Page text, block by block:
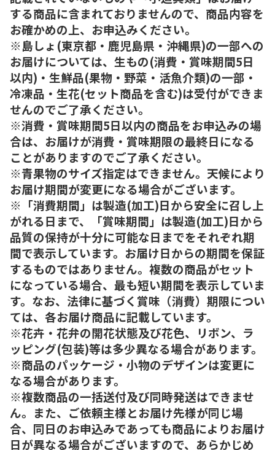
する商品に含まれておりませんので、商品内容を
お確かめの上、お申込みください。
※島しょ(東京都・鹿児島県・沖縄県)の一部への
お届けについては、生もの(消費・賞味期間5日
以内)・生鮮品(果物・野菜・活魚介類)の一部・
冷凍品・生花(セット商品を含む)は受付ができま
せんのでご了承ください。
※消費・賞味期間5日以内の商品をお申込みの場
合は、お届けが消費・賞味期限の最終日になる
ことがありますのでご了承ください。
※青果物のサイズ指定はできません。天候により
お届け期間が変更になる場合がございます。
※「消費期間」は製造(加工)日から安全に召し上
がれる日まで、「賞味期間」は製造(加工)日から
品質の保持が十分に可能な日までをそれぞれ期
間で表示しています。お届け日からの期間を保証
するものではありません。複数の商品がセット
になっている場合、最も短い期間を表示していま
す。なお、法律に基づく賞味（消費）期限につい
ては、各お届け商品に記載しています。
※花卉・花弁の開花状態及び花色、リボン、ラ
ッピング(包装)等は多少異なる場合があります。
※商品のパッケージ・小物のデザインは変更に
なる場合があります。
※複数商品の一括送付及び同時発送はできませ
ん。また、ご依頼主様とお届け先様が同じ場
合、同日のお申込みであっても商品によりお届け
日が異なる場合がございますので、あらかじめ